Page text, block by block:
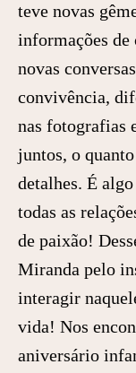
teve novas
informações de
novas
convivência,
nas fotografias
juntos, o
detalhes. É
todas as
de paixão!
Miranda pelo
interagir
vida! Nos
aniversário